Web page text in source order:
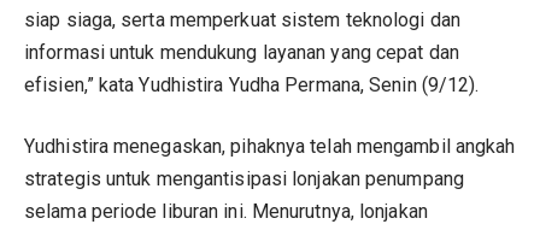
siap siaga, serta memperkuat sistem teknologi dan
informasi untuk mendukung layanan yang cepat dan
efisien,” kata Yudhistira Yudha Permana, Senin (9/12).
Yudhistira menegaskan, pihaknya telah mengambil angkah
strategis untuk mengantisipasi lonjakan penumpang
selama periode liburan ini. Menurutnya, lonjakan